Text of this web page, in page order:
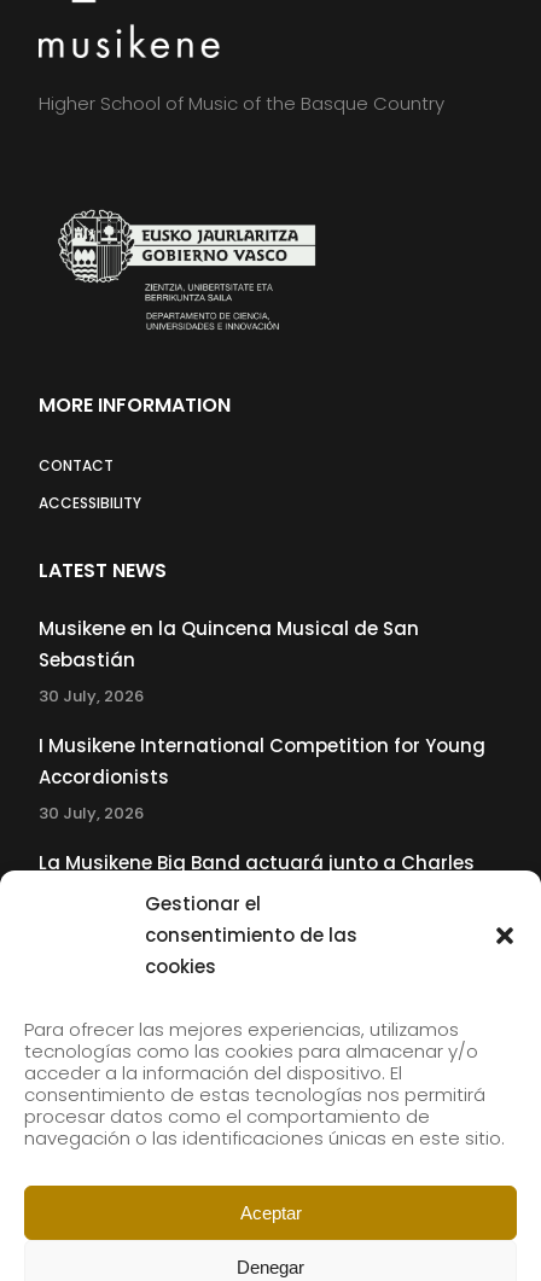
Gestionar el
consentimiento de las
cookies
Para ofrecer las mejores experiencias, utilizamos
tecnologías como las cookies para almacenar y/o
acceder a la información del dispositivo. El
consentimiento de estas tecnologías nos permitirá
procesar datos como el comportamiento de
navegación o las identificaciones únicas en este sitio.
Aceptar
Denegar
Higher School of Music of the Basque Country
MORE INFORMATION
CONTACT
ACCESSIBILITY
LATEST NEWS
Musikene en la Quincena Musical de San
Sebastián
30 July, 2026
I Musikene International Competition for Young
Accordionists
30 July, 2026
La Musikene Big Band actuará junto a Charles
Tolliver en el 61 Jazzaldia
Subscribe to our newsletter to receive our news by
email.